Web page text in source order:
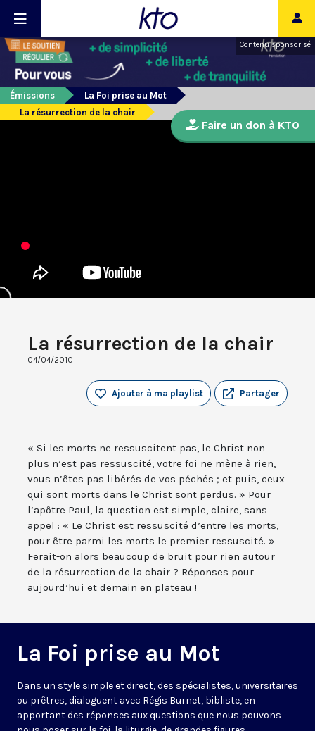
Contenu sponsorisé
Émissions
La Foi prise au Mot
La résurrection de la chair
La résurrection de la chair
04/04/2010
Partager
Ajouter à ma playlist
« Si les morts ne ressuscitent pas, le Christ non
plus n’est pas ressuscité, votre foi ne mène à rien,
vous n’êtes pas libérés de vos péchés ; et puis, ceux
qui sont morts dans le Christ sont perdus. » Pour
l’apôtre Paul, la question est simple, claire, sans
appel : « Le Christ est ressuscité d’entre les morts,
pour être parmi les morts le premier ressuscité. »
Ferait-on alors beaucoup de bruit pour rien autour
de la résurrection de la chair ? Réponses pour
aujourd’hui et demain en plateau !
La Foi prise au Mot
Dans un style simple et direct, des spécialistes, universitaires
ou prêtres, dialoguent avec Régis Burnet, bibliste, en
apportant des réponses aux questions que nous pouvons
Faire un don à KTO